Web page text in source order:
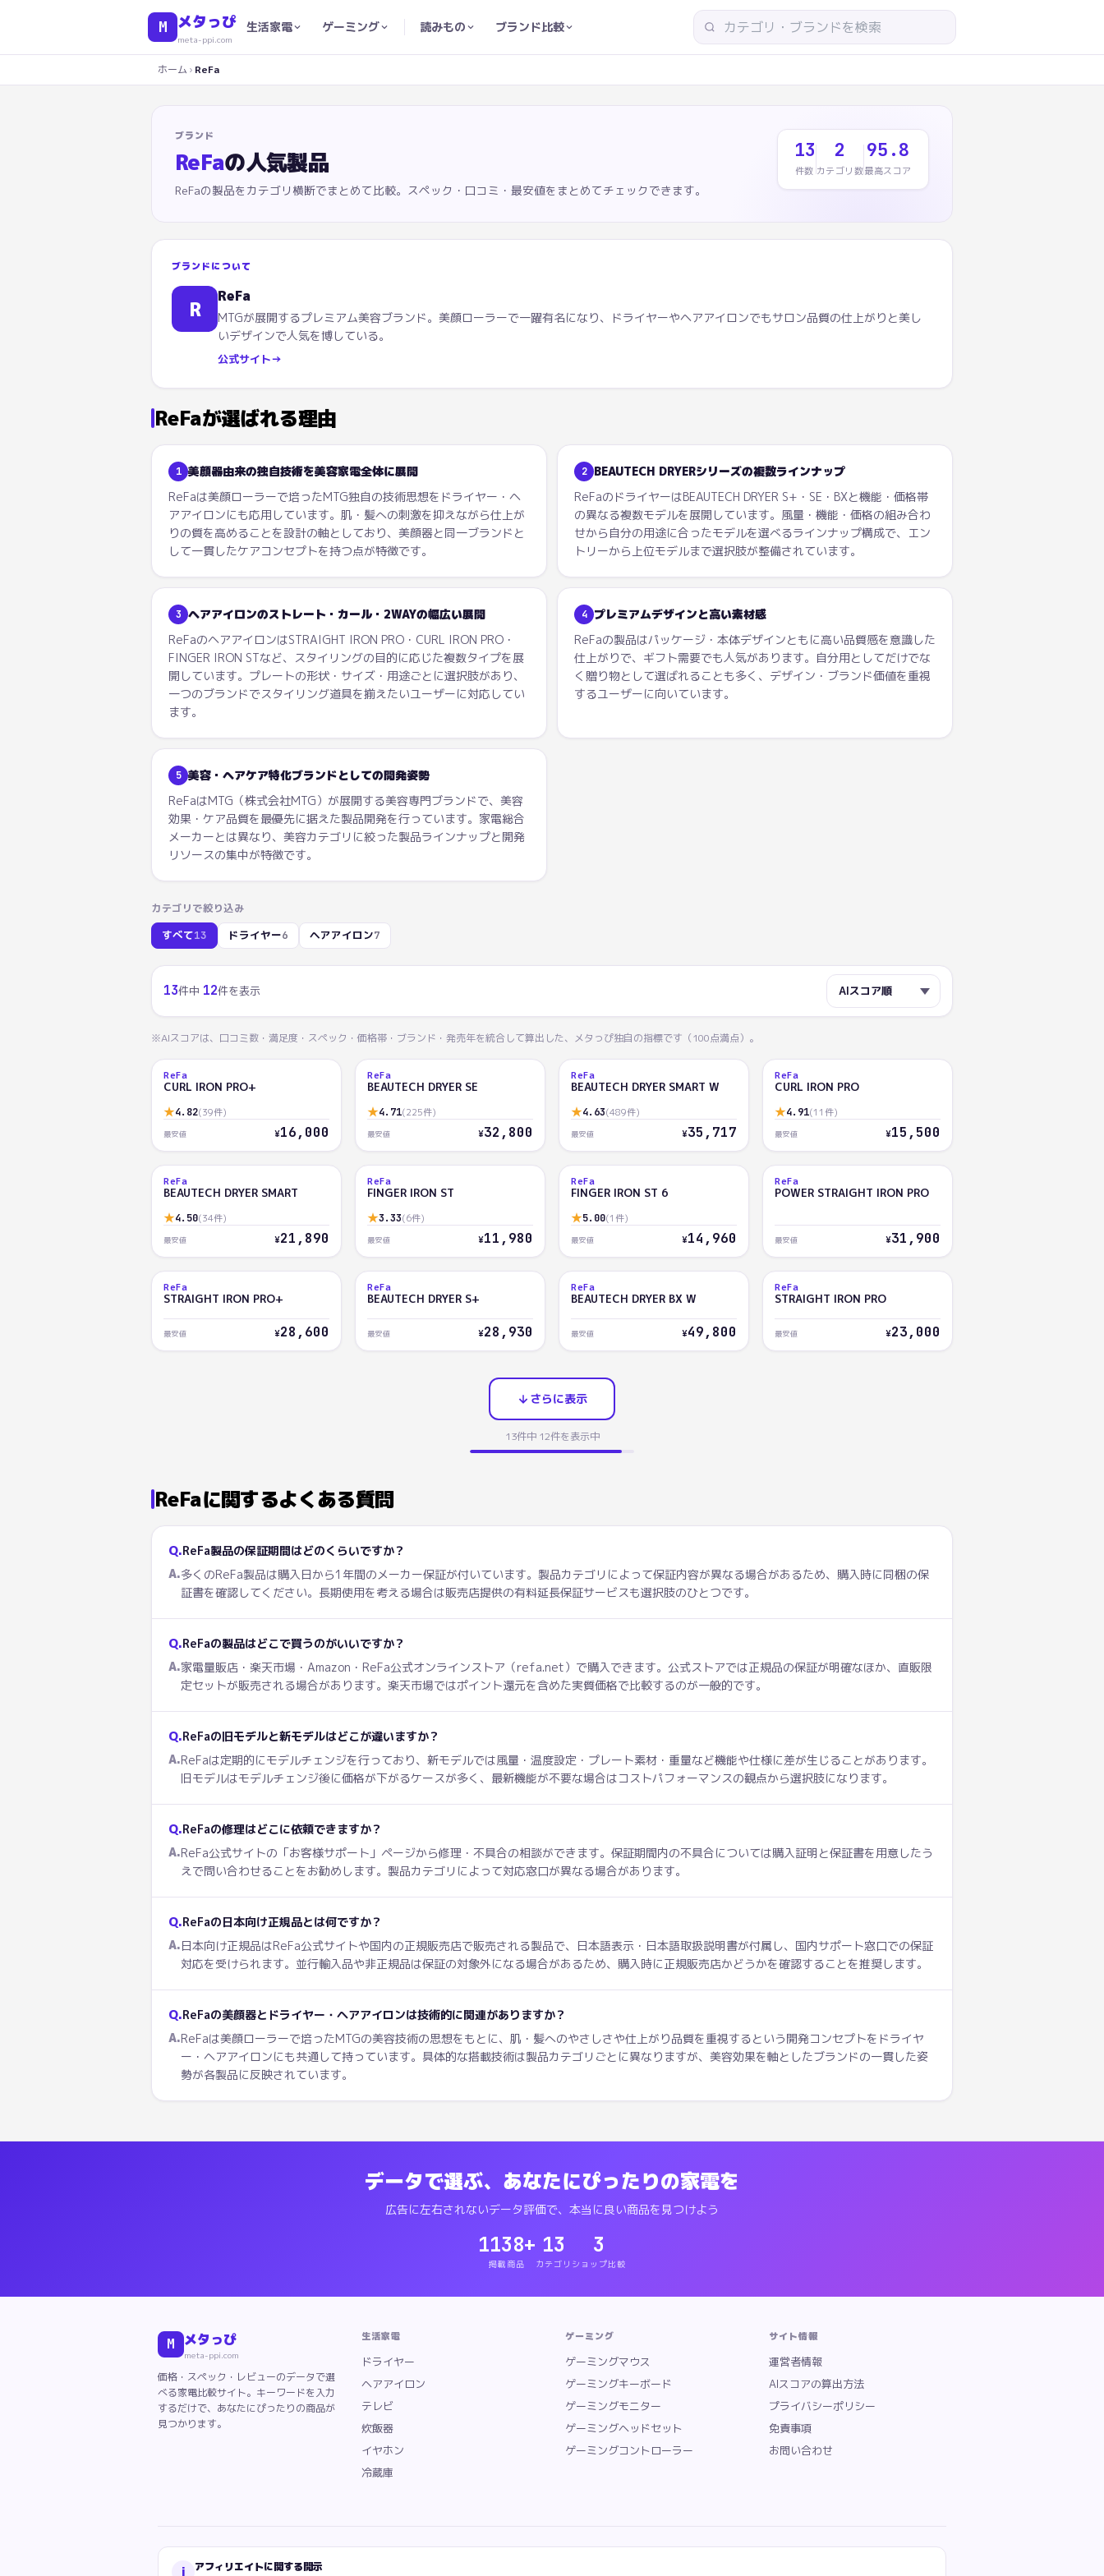
M メタっぴ
meta-ppi.com
生活家電 ゲーミング 読みもの ブランド比較
ホーム › ReFa
ブランド
ReFaの人気製品
ReFaの製品をカテゴリ横断でまとめて比較。スペック・口コミ・最安値をまとめてチェックできます。
13
件数
2
カテゴリ数
95.8
最高スコア
ブランドについて
R
ReFa
MTGが展開するプレミアム美容ブランド。美顔ローラーで一躍有名になり、ドライヤーやヘアアイロンでもサロン品質の仕上がりと美し
いデザインで人気を博している。
公式サイト→
ReFaが選ばれる理由
1 美顔器由来の独自技術を美容家電全体に展開
ReFaは美顔ローラーで培ったMTG独自の技術思想をドライヤー・ヘ
アアイロンにも応用しています。肌・髪への刺激を抑えながら仕上が
りの質を高めることを設計の軸としており、美顔器と同一ブランドと
して一貫したケアコンセプトを持つ点が特徴です。
2 BEAUTECH DRYERシリーズの複数ラインナップ
ReFaのドライヤーはBEAUTECH DRYER S+・SE・BXと機能・価格帯
の異なる複数モデルを展開しています。風量・機能・価格の組み合わ
せから自分の用途に合ったモデルを選べるラインナップ構成で、エン
トリーから上位モデルまで選択肢が整備されています。
3 ヘアアイロンのストレート・カール・2WAYの幅広い展開
ReFaのヘアアイロンはSTRAIGHT IRON PRO・CURL IRON PRO・
FINGER IRON STなど、スタイリングの目的に応じた複数タイプを展
開しています。プレートの形状・サイズ・用途ごとに選択肢があり、
一つのブランドでスタイリング道具を揃えたいユーザーに対応してい
ます。
4 プレミアムデザインと高い素材感
ReFaの製品はパッケージ・本体デザインともに高い品質感を意識した
仕上がりで、ギフト需要でも人気があります。自分用としてだけでな
く贈り物として選ばれることも多く、デザイン・ブランド価値を重視
するユーザーに向いています。
5 美容・ヘアケア特化ブランドとしての開発姿勢
ReFaはMTG（株式会社MTG）が展開する美容専門ブランドで、美容
効果・ケア品質を最優先に据えた製品開発を行っています。家電総合
メーカーとは異なり、美容カテゴリに絞った製品ラインナップと開発
リソースの集中が特徴です。
カテゴリで絞り込み
すべて13 ドライヤー6 ヘアアイロン7
13件中 12件を表示
※AIスコアは、口コミ数・満足度・スペック・価格帯・ブランド・発売年を統合して算出した、メタっぴ独自の指標です（100点満点）。
1
ReFa
CURL IRON PRO+
★4.82(39件)
最安値 ¥16,000
2
ReFa
BEAUTECH DRYER SE
★4.71(225件)
最安値 ¥32,800
3
93.1
ReFa
BEAUTECH DRYER SMART W
★4.63(489件)
最安値 ¥35,717
ReFa
CURL IRON PRO
★4.91(11 件)
最安値 ¥15,500
86.2
ReFa
BEAUTECH DRYER SMART
★4.50(34件)
最安値 ¥21,890
ReFa
FINGER IRON ST
★3.33(6件)
最安値 ¥11,980
ReFa
FINGER IRON ST 6
★5.00(1 件)
最安値 ¥14,960
72.4
ReFa
POWER STRAIGHT IRON PRO
最安値 ¥31,900
ReFa
STRAIGHT IRON PRO+
最安値 ¥28,600
ReFa
BEAUTECH DRYER S+
最安値 ¥28,930
ReFa
BEAUTECH DRYER BX W
最安値 ¥49,800
ReFa
STRAIGHT IRON PRO
最安値 ¥23,000
さらに表示
13件中 12件を表示中
ReFaに関するよくある質問
Q.ReFa製品の保証期間はどのくらいですか？
A.多くのReFa製品は購入日から1年間のメーカー保証が付いています。製品カテゴリによって保証内容が異なる場合があるため、購入時に同梱の保
証書を確認してください。長期使用を考える場合は販売店提供の有料延長保証サービスも選択肢のひとつです。
Q.ReFaの製品はどこで買うのがいいですか？
A.家電量販店・楽天市場・Amazon・ReFa公式オンラインストア（refa.net）で購入できます。公式ストアでは正規品の保証が明確なほか、直販限
定セットが販売される場合があります。楽天市場ではポイント還元を含めた実質価格で比較するのが一般的です。
Q.ReFaの旧モデルと新モデルはどこが違いますか？
A.ReFaは定期的にモデルチェンジを行っており、新モデルでは風量・温度設定・プレート素材・重量など機能や仕様に差が生じることがあります。
旧モデルはモデルチェンジ後に価格が下がるケースが多く、最新機能が不要な場合はコストパフォーマンスの観点から選択肢になります。
Q.ReFaの修理はどこに依頼できますか？
A.ReFa公式サイトの「お客様サポート」ページから修理・不具合の相談ができます。保証期間内の不具合については購入証明と保証書を用意したう
えで問い合わせることをお勧めします。製品カテゴリによって対応窓口が異なる場合があります。
Q.ReFaの日本向け正規品とは何ですか？
A.日本向け正規品はReFa公式サイトや国内の正規販売店で販売される製品で、日本語表示・日本語取扱説明書が付属し、国内サポート窓口での保証
対応を受けられます。並行輸入品や非正規品は保証の対象外になる場合があるため、購入時に正規販売店かどうかを確認することを推奨します。
Q.ReFaの美顔器とドライヤー・ヘアアイロンは技術的に関連がありますか？
A.ReFaは美顔ローラーで培ったMTGの美容技術の思想をもとに、肌・髪へのやさしさや仕上がり品質を重視するという開発コンセプトをドライヤ
ー・ヘアアイロンにも共通して持っています。具体的な搭載技術は製品カテゴリごとに異なりますが、美容効果を軸としたブランドの一貫した姿
勢が各製品に反映されています。
データで選ぶ、あなたにぴったりの家電を
広告に左右されないデータ評価で、本当に良い商品を見つけよう
1138+
掲載商品
13
カテゴリ
3
ショップ比較
M メタっぴ
meta-ppi.com
価格・スペック・レビューのデータで選
べる家電比較サイト。キーワードを入力
するだけで、あなたにぴったりの商品が
見つかります。
生活家電
ドライヤー
ヘアアイロン
テレビ
炊飯器
イヤホン
冷蔵庫
ゲーミング
ゲーミングマウス
ゲーミングキーボード
ゲーミングモニター
ゲーミングヘッドセット
ゲーミングコントローラー
サイト情報
運営者情報
AIスコアの算出方法
プライバシーポリシー
免責事項
お問い合わせ
i アフィリエイトに関する開示